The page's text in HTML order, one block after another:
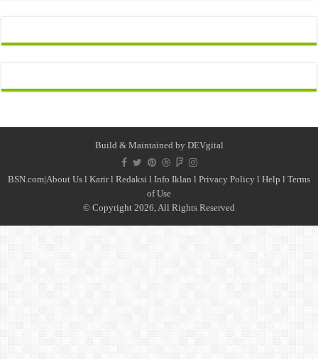
Build & Maintained by DEVgital
BSN.com|About Us l Karirl Redaksi l Info Iklan l Privacy Policy l Help l Terms
of Use
© Copyright 2026, All Rights Reserved